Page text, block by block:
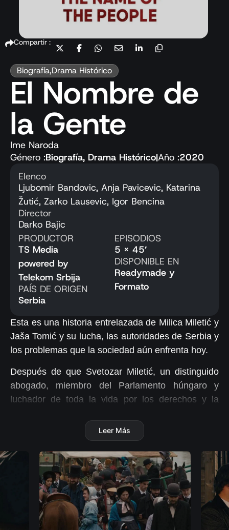
Compartir :
Biografía,Drama Histórico
El Nombre de
la Gente
Ime Naroda
Género :Biografía, Drama Histórico|Año :2020
Elenco
Ljubomir Bandovic, Anja Pavicevic, Katarina
Žutić, Zarko Lausevic, Igor Bencina
Director
Darko Bajic
PRODUCTOR
TS Media
powered by
Telekom Srbija
PAÍS DE ORIGEN
Serbia
EPISODIOS
5 x 45′
DISPONIBLE EN
Readymade y
Formato
Esta es una historia entrelazada de Milica Miletić y
Jaša Tomić y su lucha, las autoridades de Serbia y
los problemas que la sociedad aún enfrenta hoy.
Después de que Svetozar Miletić, un distinguido
abogado, miembro del Parlamento húngaro y
luchador de toda la vida por los derechos y la
austrohúngara, fuera condenado políticamente
varias veces, su hija continúa su lucha; la primera
mujer periodista en Serbia: Milica Miletić. Junto
con Jaša Tomić, Miletić declarará la anexión de
Vojvodina al Reino de Serbia en 1918.
Leer Más